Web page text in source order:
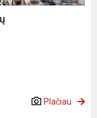
Plačiau